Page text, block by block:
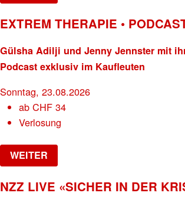
EXTREM THERAPIE •
Gülsha Adilji und Jenny Jennster mit
Podcast exklusiv im Kaufleuten
Sonntag, 23.08.2026
abCHF 34
Verlosung
WEITER
NZZ LIVE «SICHER IN DER